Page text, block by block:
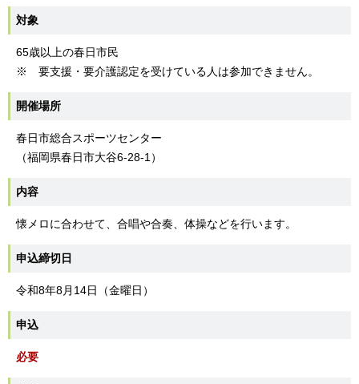
対象
65歳以上の春日市民
※ 要支援・要介護認定を受けている人は参加できません。
開催場所
春日市総合スポーツセンター
（福岡県春日市大谷6-28-1）
内容
懐メロに合わせて、合唱や合奏、体操などを行います。
申込締切日
令和8年8月14日（金曜日）
申込
必要